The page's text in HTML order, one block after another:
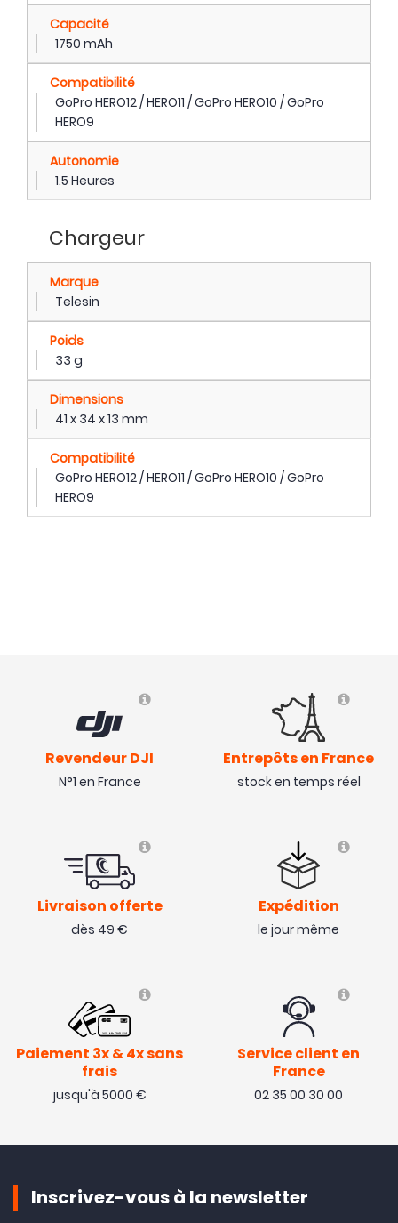
Capacité
1750 mAh
Compatibilité
GoPro HERO12 / HERO11 / GoPro HERO10 / GoPro
HERO9
Autonomie
1.5 Heures
Chargeur
Marque
Telesin
Poids
33 g
Dimensions
41 x 34 x 13 mm
Compatibilité
GoPro HERO12 / HERO11 / GoPro HERO10 / GoPro
HERO9
Revendeur DJI
N°1 en France
Entrepôts en France
stock en temps réel
Livraison offerte
dès 49 €
Expédition
le jour même
Paiement 3x & 4x sans
frais
jusqu'à 5000 €
Service client en
France
02 35 00 30 00
Inscrivez-vous à la newsletter